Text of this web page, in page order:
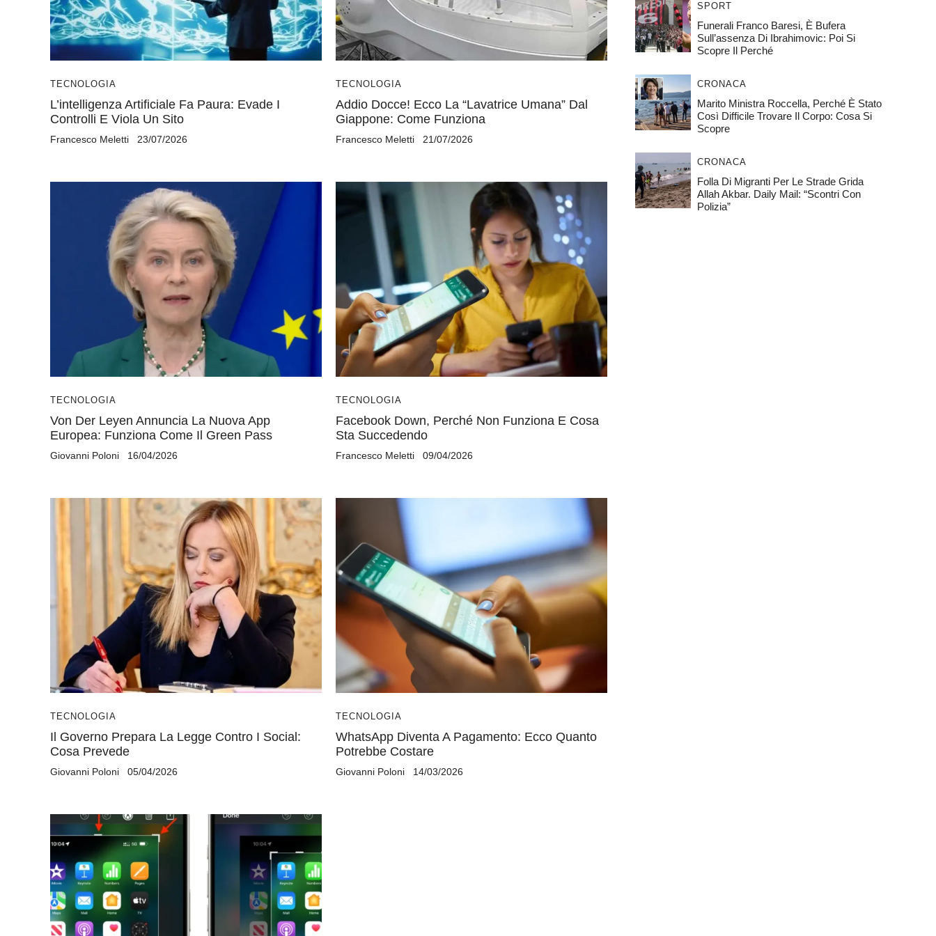
TECNOLOGIA
L’intelligenza Artificiale Fa Paura: Evade I
Controlli E Viola Un Sito
Francesco Meletti 23/07/2026
TECNOLOGIA
Addio Docce! Ecco La “lavatrice Umana” Dal
Giappone: Come Funziona
Francesco Meletti 21/07/2026
TECNOLOGIA
Von Der Leyen Annuncia La Nuova App
Europea: Funziona Come Il Green Pass
Giovanni Poloni 16/04/2026
TECNOLOGIA
Facebook Down, Perché Non Funziona E Cosa
Sta Succedendo
Francesco Meletti 09/04/2026
TECNOLOGIA
Il Governo Prepara La Legge Contro I Social:
Cosa Prevede
Giovanni Poloni 05/04/2026
TECNOLOGIA
WhatsApp Diventa A Pagamento: Ecco Quanto
Potrebbe Costare
Giovanni Poloni 14/03/2026
SPORT
Funerali Franco Baresi, È Bufera
Sull’assenza Di Ibrahimovic: Poi Si
Scopre Il Perché
CRONACA
Marito Ministra Roccella, Perché È Stato
Così Difficile Trovare Il Corpo: Cosa Si
Scopre
CRONACA
Folla Di Migranti Per Le Strade Grida
Allah Akbar. Daily Mail: “Scontri Con
Polizia”